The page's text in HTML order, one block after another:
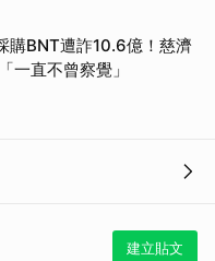
購BNT遭詐10.6億！慈濟
一直不曾察覺」
建立貼文